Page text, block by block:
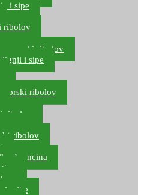
i sipe
ribolov
morski ribolov
lignji i sipe
morski ribolov
ribolov
more
ribolov
brancina
ribe